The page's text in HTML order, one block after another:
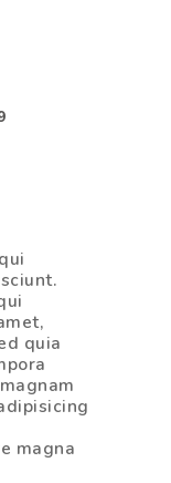
quia
magna